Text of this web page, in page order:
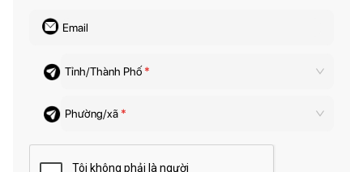
Email
Tỉnh/Thành Phố *
Phường/xã *